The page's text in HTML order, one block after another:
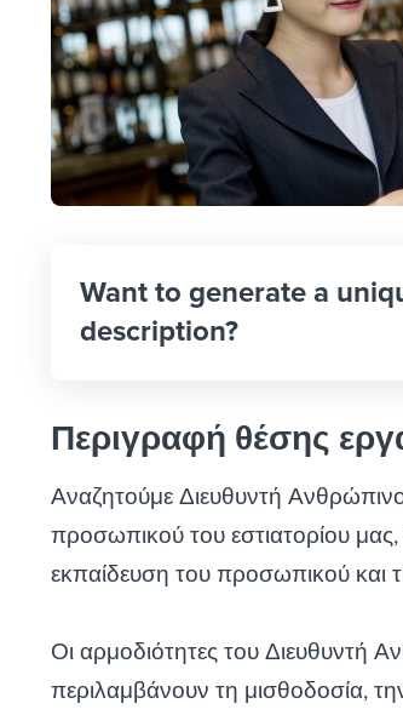
Want to generate a
description?
Περιγραφή θέσης
Αναζητούμε Διευθυντή
προσωπικού του εστιατορίου
εκπαίδευση του προσωπικού και
Οι αρμοδιότητες του Διευθυντή
περιλαμβάνουν τη μισθοδοσία,